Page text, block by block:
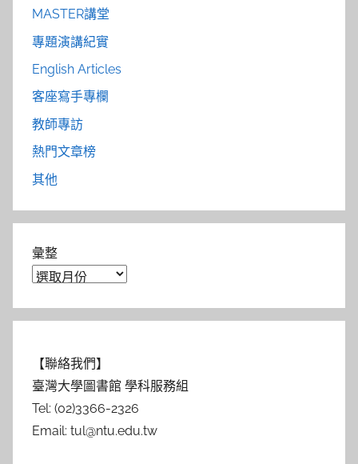
MASTER講堂
專題演講紀實
English Articles
客座寫手專欄
教師專訪
熱門文章榜
其他
彙整
【聯絡我們】
臺灣大學圖書館 學科服務組
Tel: (02)3366-2326
Email: tul@ntu.edu.tw